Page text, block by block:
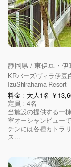
静岡県 / 東伊豆・
KRバーズヴィラ伊
IzuShirahama Resort -
料金：大人1名 ￥
定員：4名
当施設の提供する一
室オーシャンビュー
チンには各種カトラ
ス...